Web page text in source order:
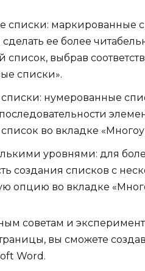
списки: маркированные
ее более
список, выбрав
списки».
нумерованные
во вкладке
уровнями: для
создания списков с
опцию во вкладке
советам и
вы сможете
Word.